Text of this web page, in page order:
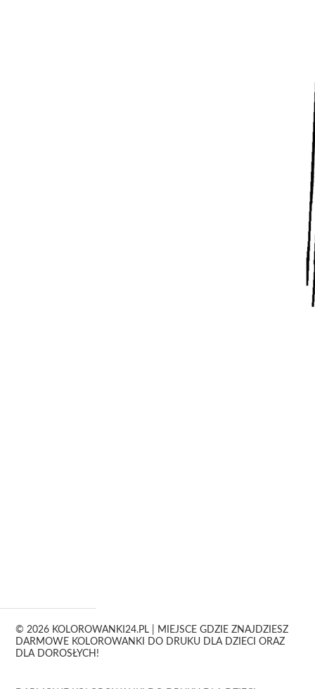
© 2026 KOLOROWANKI24.PL | MIEJSCE GDZIE ZNAJDZIESZ
DARMOWE KOLOROWANKI DO DRUKU DLA DZIECI ORAZ
DLA DOROSŁYCH!